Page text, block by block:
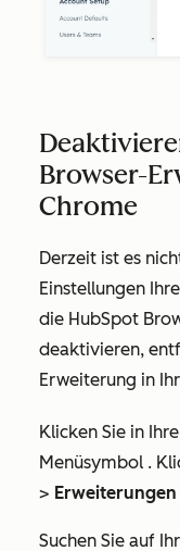
Browser-
Chrome
Derzeit ist es
Einstellungen
die HubSpot
deaktivieren,
Erweiterung in
Klicken Sie in
Menüsymbol .
>
Suchen Sie auf